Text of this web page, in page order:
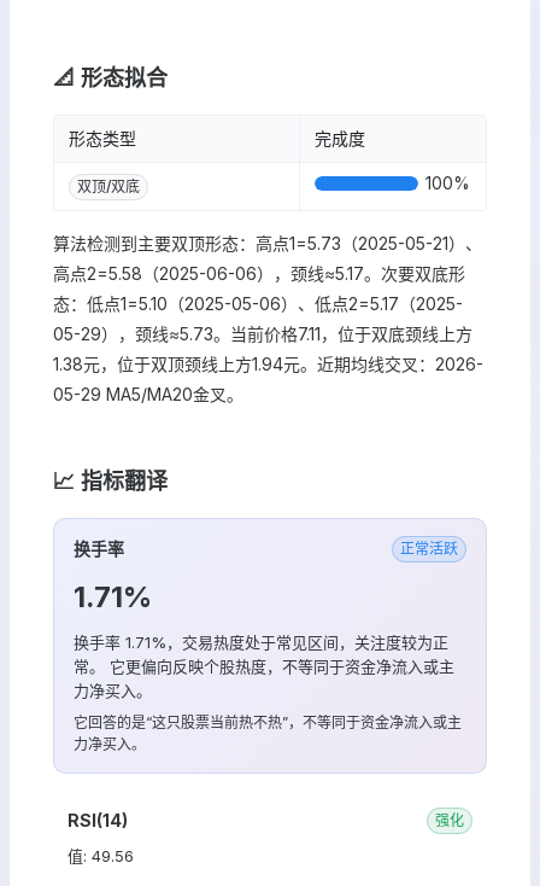
📐 形态拟合
形态类型 完成度
双顶/双底 100%
算法检测到主要双顶形态：高点1=5.73（2025-05-21）、
高点2=5.58（2025-06-06），颈线≈5.17。次要双底形
态：低点1=5.10（2025-05-06）、低点2=5.17（2025-
05-29），颈线≈5.73。当前价格7.11，位于双底颈线上方
1.38元，位于双顶颈线上方1.94元。近期均线交叉：2026-
05-29 MA5/MA20金叉。
📈 指标翻译
换手率 正常活跃
1.71%
换手率 1.71%，交易热度处于常见区间，关注度较为正
常。 它更偏向反映个股热度，不等同于资金净流入或主
力净买入。
它回答的是“这只股票当前热不热”，不等同于资金净流入或主
力净买入。
RSI(14) 强化
值: 49.56